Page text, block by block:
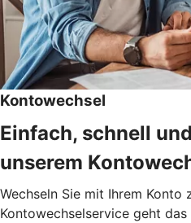
Kontowechsel
Einfach, schnell
unserem
Wechseln Sie mit Ihrem Konto
Kontowechselservice geht